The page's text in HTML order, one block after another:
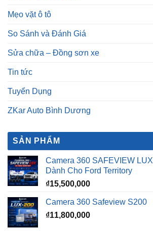
Mẹo vặt ô tô
So Sánh và Đánh Giá
Sửa chữa – Đồng sơn xe
Tin tức
Tuyển Dụng
ZKar Auto Bình Dương
SẢN PHẨM
Camera 360 SAFEVIEW LUX
Dành Cho Ford Territory
₫15,500,000
Camera 360 Safeview S200
₫11,800,000